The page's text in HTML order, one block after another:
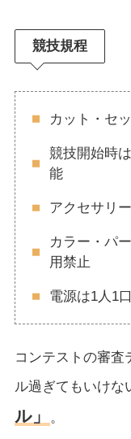
競技規程
カット・セ
競技開始時
能
アクセサリ
カラー・パ
用禁止
電源は1人1
コンテストの審査
ル過ぎてもいけな
ル」
。